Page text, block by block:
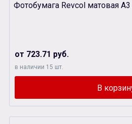
Фотобумага Revcol матовая
от 723.71 руб.
в наличии 15 шт.